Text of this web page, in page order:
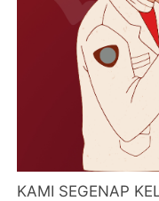
KAMI SEGENAP